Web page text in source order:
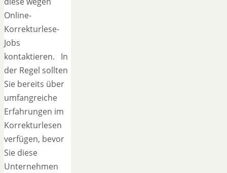
Online-
Korrekturlese-
Jobs
kontaktieren. In
der Regel sollten
Sie bereits über
umfangreiche
Erfahrungen im
Korrekturlesen
verfügen, bevor
Sie diese
Unternehmen